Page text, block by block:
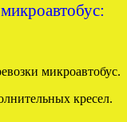
кресел.